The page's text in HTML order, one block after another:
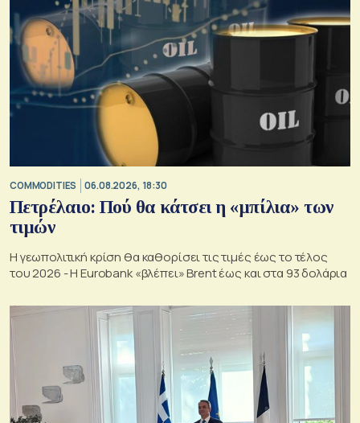
COMMODITIES 06.08.2026, 18:30
Πετρέλαιο: Πού θα κάτσει η «μπίλια» των
τιμών
Η γεωπολιτική κρίση θα καθορίσει τις τιμές έως το τέλος
του 2026 - Η Eurobank «βλέπει» Brent έως και στα 93 δολάρια